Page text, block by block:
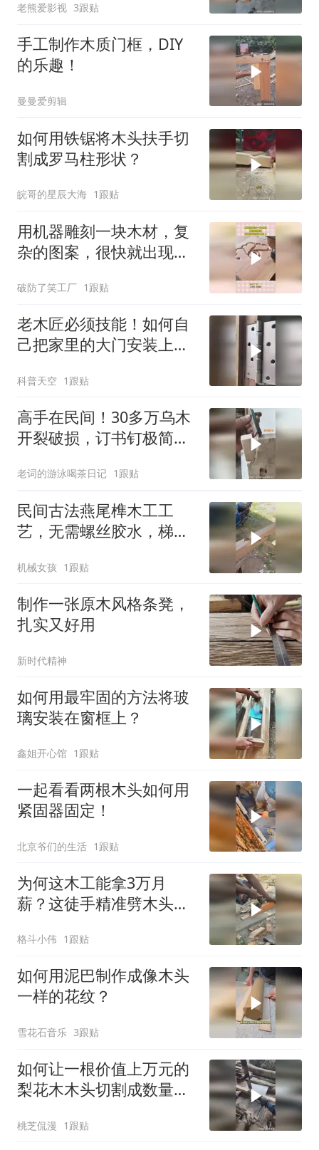
老熊爱影视 3跟贴
手工制作木质门框，DIY
的乐趣！
曼曼爱剪辑
如何用铁锯将木头扶手切
割成罗马柱形状？
皖哥的星辰大海 1跟贴
用机器雕刻一块木材，复
杂的图案，很快就出现在
破防了笑工厂 1跟贴
老木匠必须技能！如何自
己把家里的大门安装上
科普天空 1跟贴
高手在民间！30多万乌木
开裂破损，订书钉极简修
老词的游泳喝茶日记 1跟贴
民间古法燕尾榫木工工
艺，无需螺丝胶水，梯形
机械女孩 1跟贴
制作一张原木风格条凳，
扎实又好用
新时代精神
如何用最牢固的方法将玻
璃安装在窗框上？
鑫姐开心馆 1跟贴
一起看看两根木头如何用
紧固器固定！
北京爷们的生活 1跟贴
为何这木工能拿3万月
薪？这徒手精准劈木头神
格斗小伟 1跟贴
如何用泥巴制作成像木头
一样的花纹？
雪花石音乐 3跟贴
如何让一根价值上万元的
梨花木木头切割成数量最
桃芝侃漫 1跟贴